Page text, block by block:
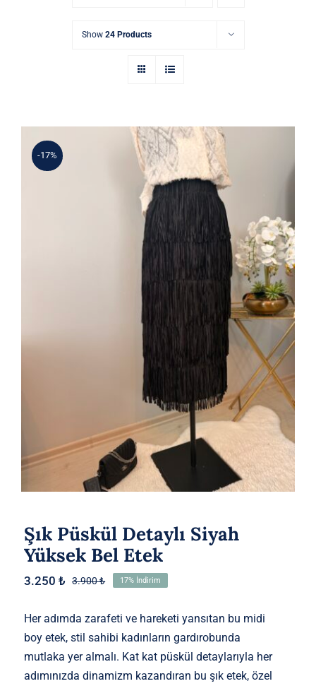
Show 24 Products
-17%
Şık Püskül Detaylı Siyah Yüksek Bel
Etek
Şık Püskül Detaylı Siyah
Yüksek Bel Etek
3.900₺Orijinal
3.900 ₺.
3.250₺
Şu
fiyat:
17% İndirim
Her adımda zarafeti ve hareketi yansıtan bu midi
boy etek, stil sahibi kadınların gardırobunda
mutlaka yer almalı. Kat kat püskül detaylarıyla her
adımınızda dinamizm kazandıran bu şık etek, özel